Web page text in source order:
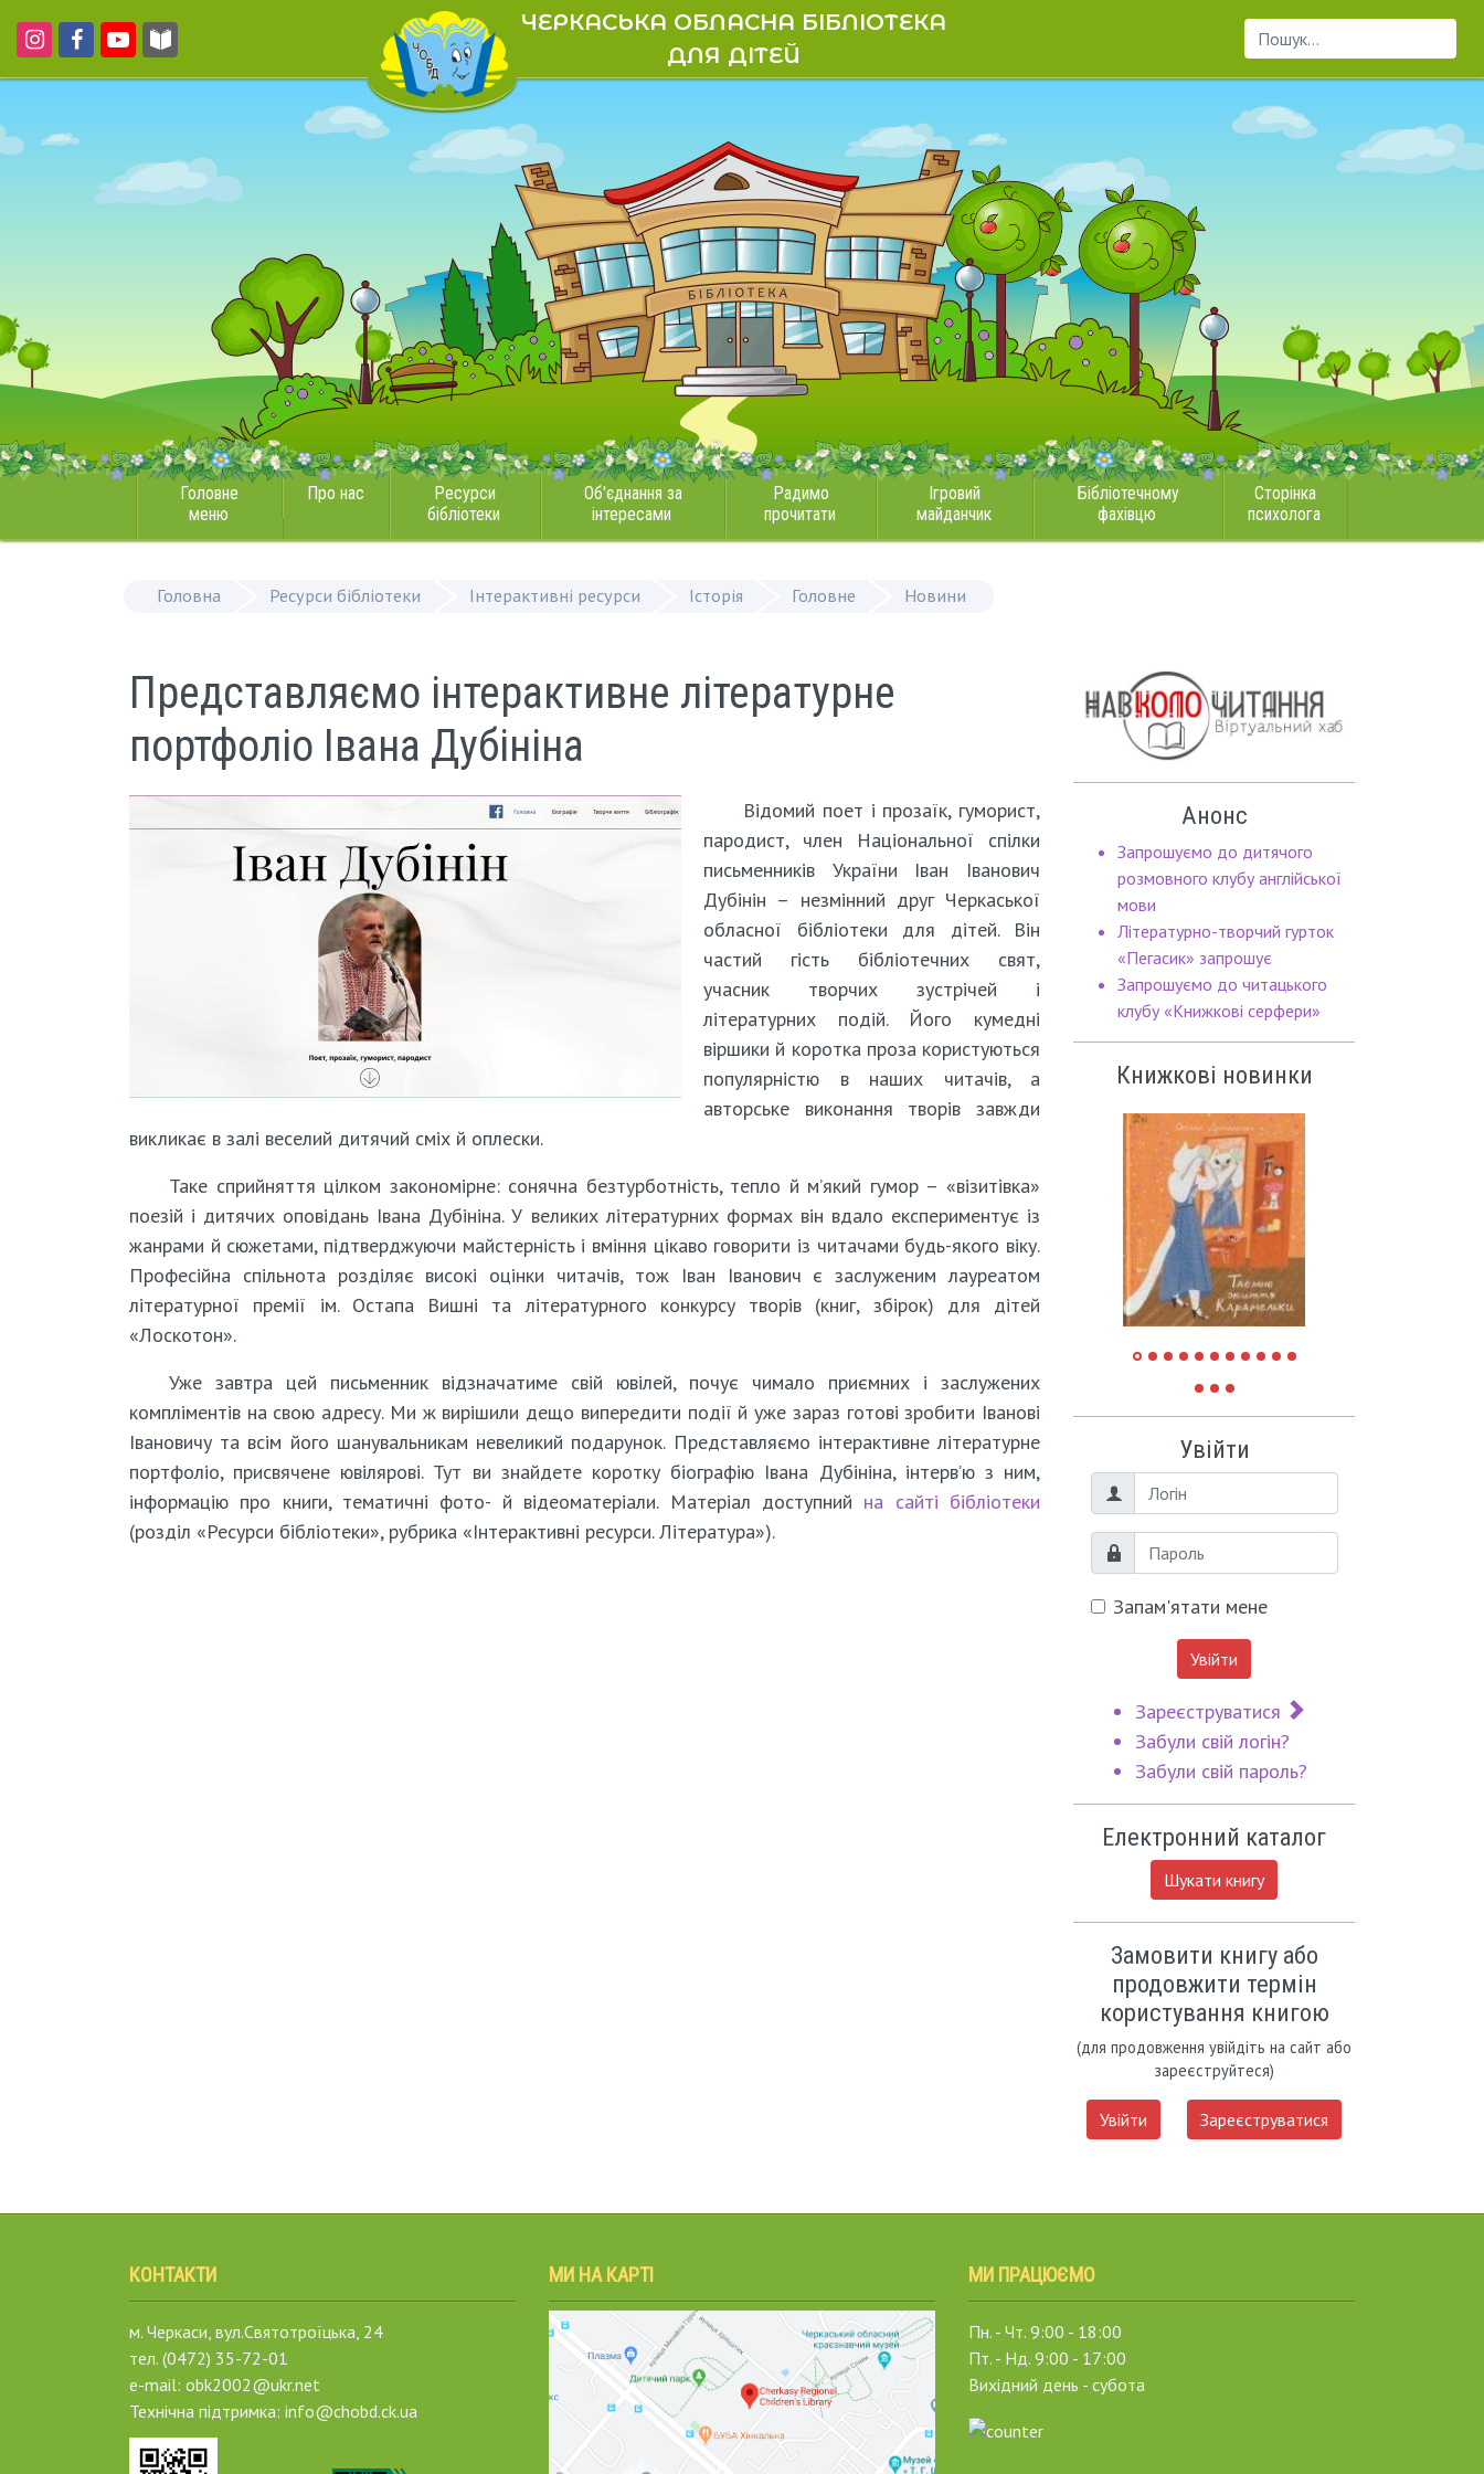
ЧЕРКАСЬКА ОБЛАСНА БІБЛІОТЕКА
ДЛЯ ДІТЕЙ
Пошук...
Головне
меню
Про нас
Ресурси
бібліотеки
Об'єднання за
інтересами
Радимо
прочитати
Ігровий
майданчик
Бібліотечному
фахівцю
Сторінка
психолога
Головна Ресурси бібліотеки Інтерактивні ресурси Історія Головне Новини
Представляємо інтерактивне літературне
портфоліо Івана Дубініна
Відомий поет і прозаїк, гуморист,
пародист, член Національної спілки
письменників України Іван Іванович
Дубінін – незмінний друг Черкаської
обласної бібліотеки для дітей. Він
частий гість бібліотечних свят,
учасник творчих зустрічей і
літературних подій. Його кумедні
віршики й коротка проза користуються
популярністю в наших читачів, а
авторське виконання творів завжди
викликає в залі веселий дитячий сміх й оплески.
Таке сприйняття цілком закономірне: сонячна безтурботність, тепло й м’який гумор – «візитівка»
поезій і дитячих оповідань Івана Дубініна. У великих літературних формах він вдало експериментує із
жанрами й сюжетами, підтверджуючи майстерність і вміння цікаво говорити із читачами будь-якого віку.
Професійна спільнота розділяє високі оцінки читачів, тож Іван Іванович є заслуженим лауреатом
літературної премії ім. Остапа Вишні та літературного конкурсу творів (книг, збірок) для дітей
«Лоскотон».
Уже завтра цей письменник відзначатиме свій ювілей, почує чимало приємних і заслужених
компліментів на свою адресу. Ми ж вирішили дещо випередити події й уже зараз готові зробити Іванові
Івановичу та всім його шанувальникам невеликий подарунок. Представляємо інтерактивне літературне
портфоліо, присвячене ювілярові. Тут ви знайдете коротку біографію Івана Дубініна, інтерв’ю з ним,
інформацію про книги, тематичні фото- й відеоматеріали. Матеріал доступний на сайті бібліотеки
(розділ «Ресурси бібліотеки», рубрика «Інтерактивні ресурси. Література»).
Анонс
Запрошуємо до дитячого
розмовного клубу англійської
мови
Літературно-творчий гурток
«Пегасик» запрошує
Запрошуємо до читацького
клубу «Книжкові серфери»
Книжкові новинки
Увійти
Логін
Пароль
Запам'ятати мене
Увійти
Зареєструватися
Забули свій логін?
Забули свій пароль?
Електронний каталог
Шукати книгу
Замовити книгу або
продовжити термін
користування книгою
(для продовження увійдіть на сайт або
зареєструйтеся)
Увійти Зареєструватися
КОНТАКТИ
м. Черкаси, вул.Святотроїцька, 24
тел. (0472) 35-72-01
e-mail: obk2002@ukr.net
Технічна підтримка: info@chobd.ck.ua
МИ НА КАРТІ МИ ПРАЦЮЄМО
Пн. - Чт. 9:00 - 18:00
Пт. - Нд. 9:00 - 17:00
Вихідний день - субота